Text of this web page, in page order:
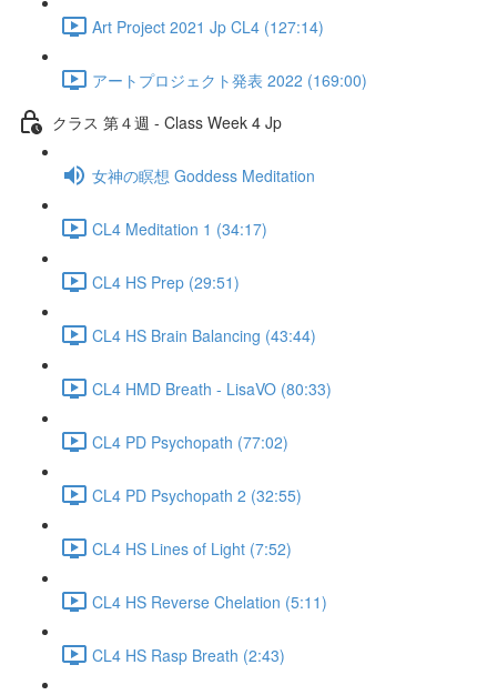
Art Project 2021 Jp CL4 (127:14)
アートプロジェクト発表 2022 (169:00)
クラス 第４週 - Class Week 4 Jp
女神の瞑想 Goddess Meditation
CL4 Meditation 1 (34:17)
CL4 HS Prep (29:51)
CL4 HS Brain Balancing (43:44)
CL4 HMD Breath - LisaVO (80:33)
CL4 PD Psychopath (77:02)
CL4 PD Psychopath 2 (32:55)
CL4 HS Lines of Light (7:52)
CL4 HS Reverse Chelation (5:11)
CL4 HS Rasp Breath (2:43)